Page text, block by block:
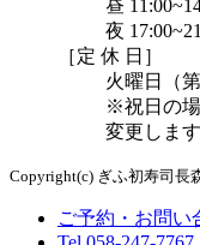
昼
夜
［定 休 日］
火曜日（
※祝日の
変更しま
Copyright(c) ぎふ初寿司長
ご予約・お問い